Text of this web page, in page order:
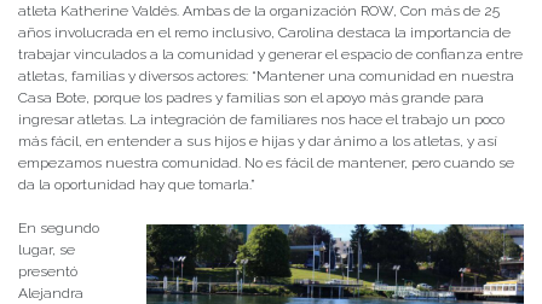
atleta Katherine Valdés. Ambas de la organización ROW, Con más de 25
años involucrada en el remo inclusivo, Carolina destaca la importancia de
trabajar vinculados a la comunidad y generar el espacio de confianza entre
atletas, familias y diversos actores: “Mantener una comunidad en nuestra
Casa Bote, porque los padres y familias son el apoyo más grande para
ingresar atletas. La integración de familiares nos hace el trabajo un poco
más fácil, en entender a sus hijos e hijas y dar ánimo a los atletas, y así
empezamos nuestra comunidad. No es fácil de mantener, pero cuando se
da la oportunidad hay que tomarla.”
En segundo
lugar, se
presentó
Alejandra